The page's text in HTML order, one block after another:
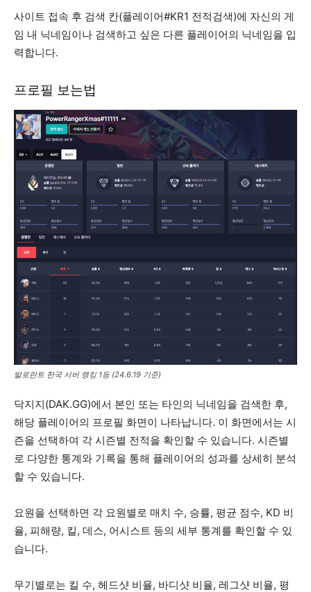
사이트 접속 후 검색 칸(플레이어#KR1 전적검색)에 자신의 게
임 내 닉네임이나 검색하고 싶은 다른 플레이어의 닉네임을 입
력합니다.
프로필 보는법
발로란트 한국 서버 랭킹 1등 (24.6.19 기준)
닥지지(DAK.GG)에서 본인 또는 타인의 닉네임을 검색한 후,
해당 플레이어의 프로필 화면이 나타납니다. 이 화면에서는 시
즌을 선택하여 각 시즌별 전적을 확인할 수 있습니다. 시즌별
로 다양한 통계와 기록을 통해 플레이어의 성과를 상세히 분석
할 수 있습니다.
요원을 선택하면 각 요원별로 매치 수, 승률, 평균 점수, KD 비
율, 피해량, 킬, 데스, 어시스트 등의 세부 통계를 확인할 수 있
습니다.
무기별로는 킬 수, 헤드샷 비율, 바디샷 비율, 레그샷 비율, 평